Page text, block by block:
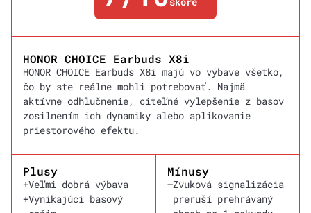
HONOR CHOICE Earbuds X8i
HONOR CHOICE Earbuds X8i majú vo výbave všetko,
čo by ste reálne mohli potrebovať. Najmä
aktívne odhlučnenie, citeľné vylepšenie z basov
zosilnením ich dynamiky alebo aplikovanie
priestorového efektu.
Plusy
+Veľmi dobrá výbava
+Vynikajúci basový
Mínusy
–Zvuková signalizácia
preruší prehrávaný